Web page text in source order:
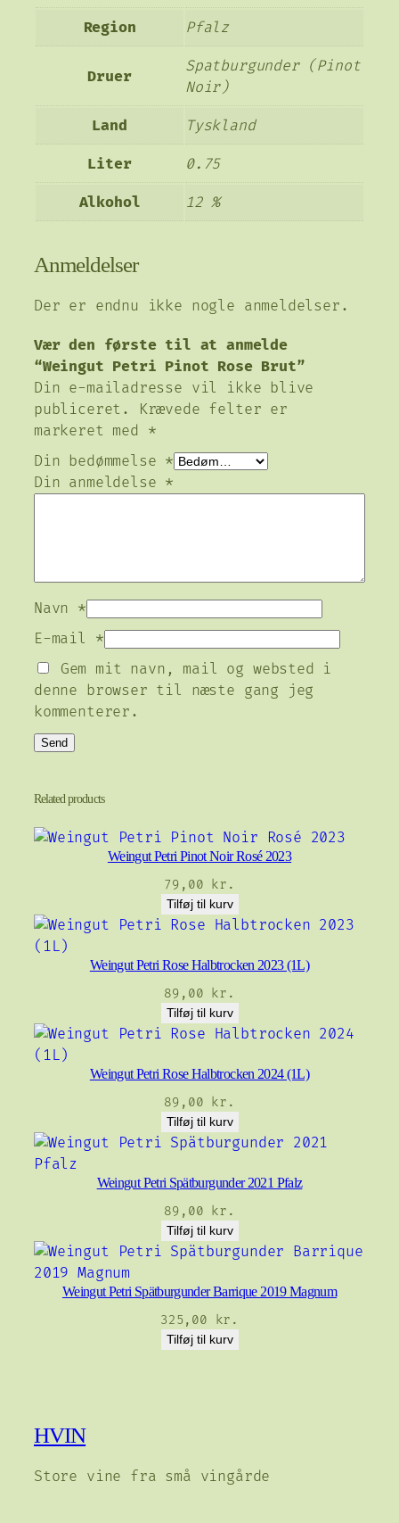
Region Pfalz
Druer
Spatburgunder (Pinot
Noir)
Land Tyskland
Liter 0.75
Alkohol 12 %
Anmeldelser
Der er endnu ikke nogle anmeldelser.
Vær den første til at anmelde
“Weingut Petri Pinot Rose Brut”
Din e-mailadresse vil ikke blive
publiceret.
Krævede felter er
markeret med *
Din bedømmelse *
Din anmeldelse *
Navn *
E-mail *
Gem mit navn, mail og websted i
denne browser til næste gang jeg
kommenterer.
Related products
Weingut Petri Pinot Noir Rosé 2023
79,00 kr.
Tilføj til kurv
Weingut Petri Rose Halbtrocken 2023 (1L)
89,00 kr.
Tilføj til kurv
Weingut Petri Rose Halbtrocken 2024 (1L)
89,00 kr.
Tilføj til kurv
Weingut Petri Spätburgunder 2021 Pfalz
89,00 kr.
Tilføj til kurv
Weingut Petri Spätburgunder Barrique 2019 Magnum
325,00 kr.
Tilføj til kurv
HVIN
Store vine fra små vingårde